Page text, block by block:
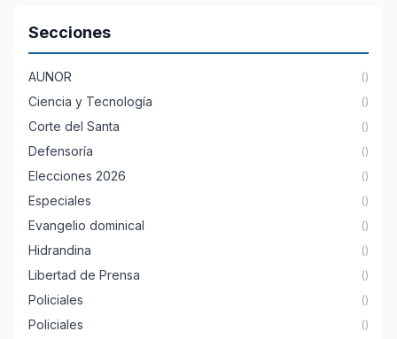
Secciones
AUNOR ()
Ciencia y Tecnología ()
Corte del Santa ()
Defensoría ()
Elecciones 2026 ()
Especiales ()
Evangelio dominical ()
Hidrandina ()
Libertad de Prensa ()
Policiales ()
Policiales ()